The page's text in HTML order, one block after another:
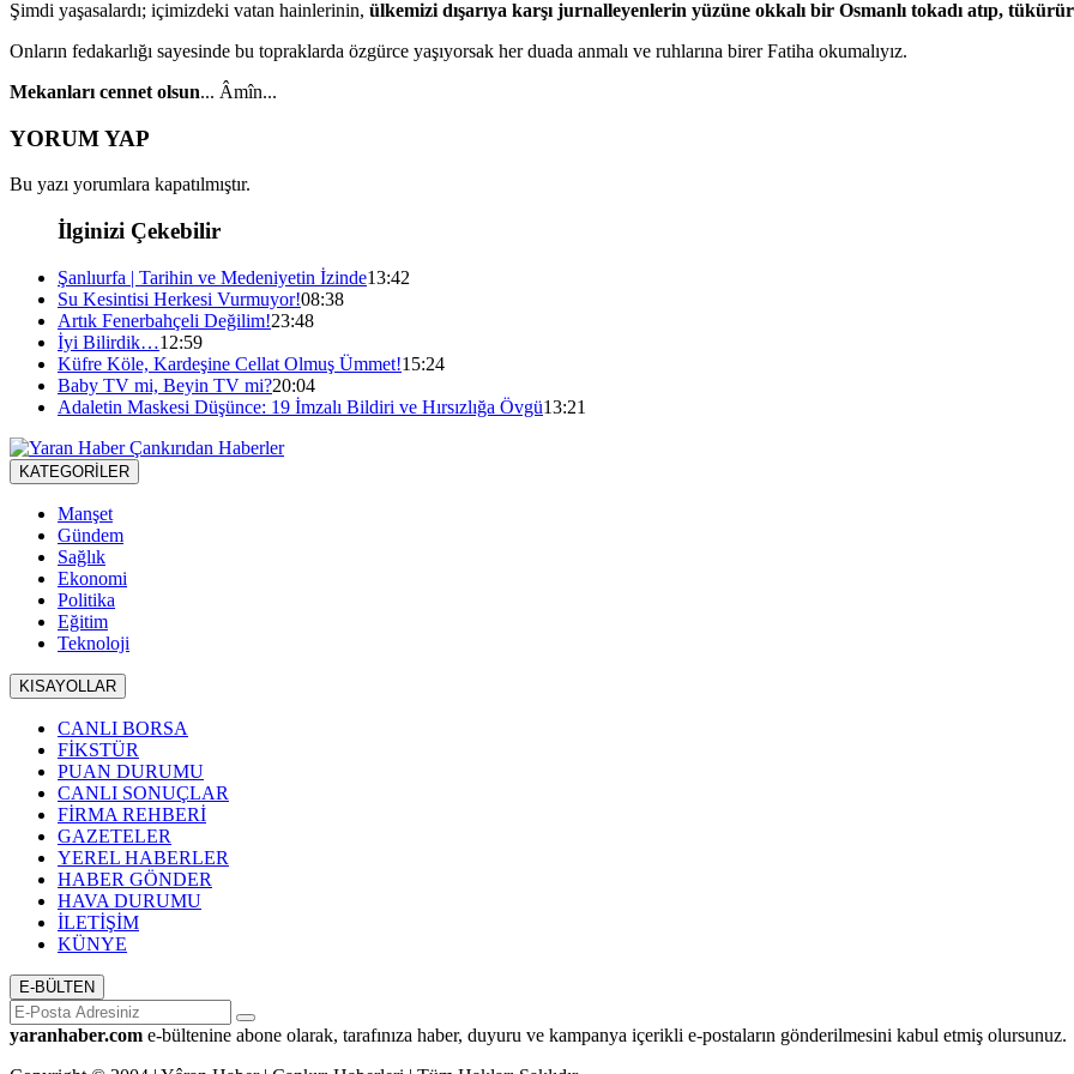
Şimdi yaşasalardı; içimizdeki vatan hainlerinin, ülkemizi dışarıya karşı jurnalleyenlerin yüzüne okkalı bir Osmanlı tokadı atıp,
Onların fedakarlığı sayesinde bu topraklarda özgürce yaşıyorsak her duada anmalı ve ruhlarına birer Fatiha okumalıyız.
Mekanları cennet olsun... Âmîn...
YORUM YAP
Bu yazı yorumlara kapatılmıştır.
İlginizi Çekebilir
Şanlıurfa | Tarihin ve Medeniyetin İzinde13:42
Su Kesintisi Herkesi Vurmuyor!08:38
Artık Fenerbahçeli Değilim!23:48
İyi Bilirdik…12:59
Küfre Köle, Kardeşine Cellat Olmuş Ümmet!15:24
Baby TV mi, Beyin TV mi?20:04
Adaletin Maskesi Düşünce: 19 İmzalı Bildiri ve Hırsızlığa Övgü13:21
KATEGORİLER
Manşet
Gündem
Sağlık
Ekonomi
Politika
Eğitim
Teknoloji
KISAYOLLAR
CANLI BORSA
FİKSTÜR
PUAN DURUMU
CANLI SONUÇLAR
FİRMA REHBERİ
GAZETELER
YEREL HABERLER
HABER GÖNDER
HAVA DURUMU
İLETİŞİM
KÜNYE
E-BÜLTEN
yaranhaber.com e-bültenine abone olarak, tarafınıza haber, duyuru ve kampanya içerikli e-postaların gönderilmesini kabul etmiş olursunuz.